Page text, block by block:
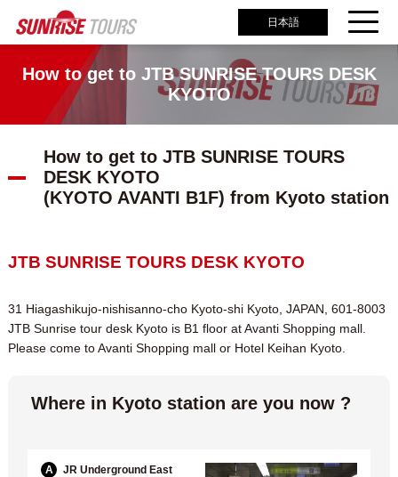
日本語
How to get to JTB SUNRISE TOURS DESK
KYOTO
How to get to JTB SUNRISE TOURS
DESK KYOTO
(KYOTO AVANTI B1F) from Kyoto station
JTB SUNRISE TOURS DESK KYOTO
31 Hiagashikujo-nishisanno-cho Kyoto-shi Kyoto, JAPAN, 601-8003
JTB Sunrise tour desk Kyoto is B1 floor at Avanti Shopping mall.
Please come to Avanti Shopping mall or Hotel Keihan Kyoto.
Where in Kyoto station are you now ?
A
JR Underground East